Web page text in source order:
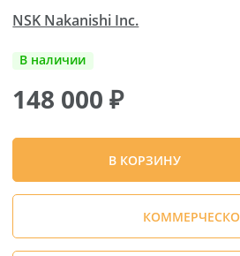
NSK Nakanishi Inc.
В наличии
148 000₽
В КОРЗИНУ